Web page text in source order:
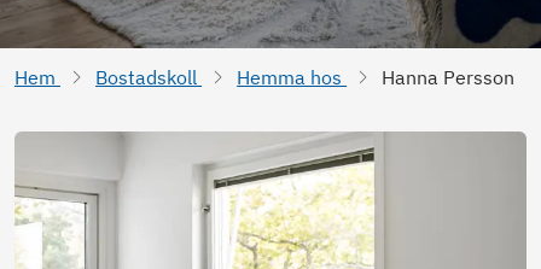
Hem Bostadskoll Hemma hos Hanna Persson